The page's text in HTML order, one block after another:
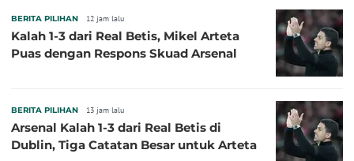
BERITA PILIHAN 12 jam lalu
Kalah 1-3 dari Real Betis, Mikel Arteta
Puas dengan Respons Skuad Arsenal
BERITA PILIHAN 13 jam lalu
Arsenal Kalah 1-3 dari Real Betis di
Dublin, Tiga Catatan Besar untuk Arteta